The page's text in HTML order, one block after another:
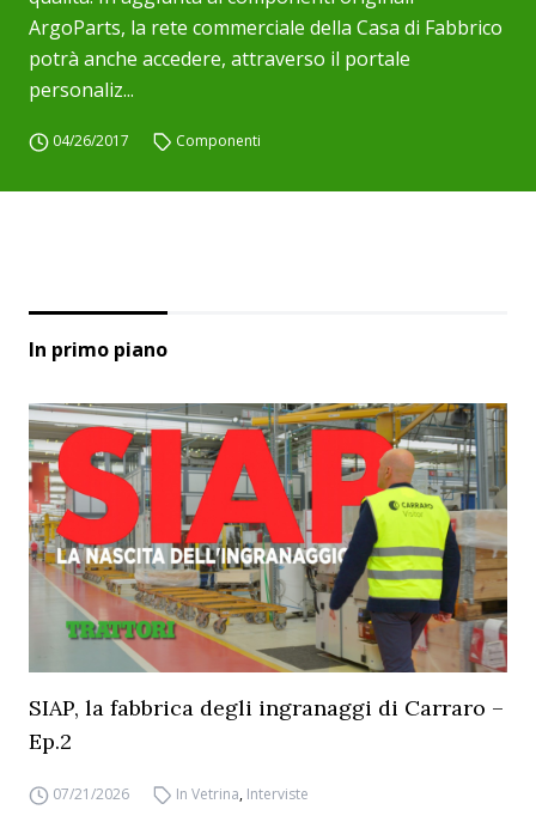
ArgoParts, la rete commerciale della Casa di Fabbrico
potrà anche accedere, attraverso il portale
personaliz...
04/26/2017 Componenti
In primo piano
SIAP, la fabbrica degli ingranaggi di Carraro –
Ep.2
07/21/2026 In Vetrina, Interviste